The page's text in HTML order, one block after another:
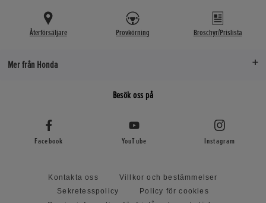
Återförsäljare Provkörning Broschyr/Prislista
Mer från Honda
Besök oss på
Facebook YouTube Instagram
Kontakta oss
Villkor och bestämmelser
Sekretesspolicy
Policy för cookies